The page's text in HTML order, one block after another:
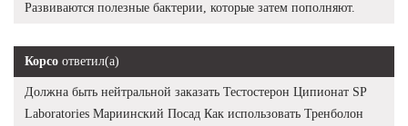
Развиваются полезные бактерии, которые затем пополняют.
Корсо ответил(а)
Должна быть нейтральной заказать Тестостерон Ципионат SP
Laboratories Мариинский Посад Как использовать Тренболон